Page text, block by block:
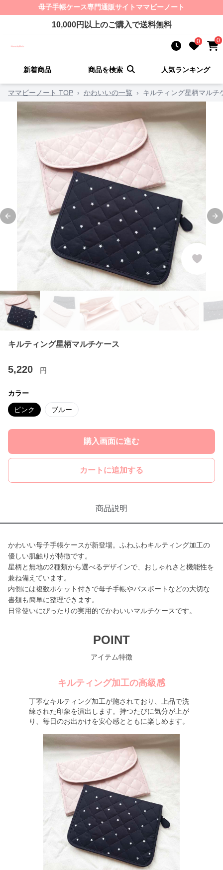
母子手帳ケース専門通販サイト ママビーノート
10,000円以上のご購入で送料無料
0 0
新着商品 商品を検索 人気ランキング
ママビーノート TOP › かわいいの一覧 › キルティング星柄マルチ
Previous slide
キルティング星柄マルチケース
5,220 円
カラー
ピンク ブルー
購入画面に進む
カートに追加する
商品説明
かわいい母子手帳ケースが新登場。ふわふわキルティング加工の
優しい肌触りが特徴です。
星柄と無地の2種類から選べるデザインで、おしゃれさと機能性を
兼ね備えています。
内側には複数ポケット付きで母子手帳やパスポートなどの大切な
書類も簡単に整理できます。
日常使いにぴったりの実用的でかわいいマルチケースです。
POINT
アイテム特徴
キルティング加工の高級感
丁寧なキルティング加工が施されており、上品で洗
練された印象を演出します。持つたびに気分が上が
り、毎日のお出かけを安心感とともに楽しめます。